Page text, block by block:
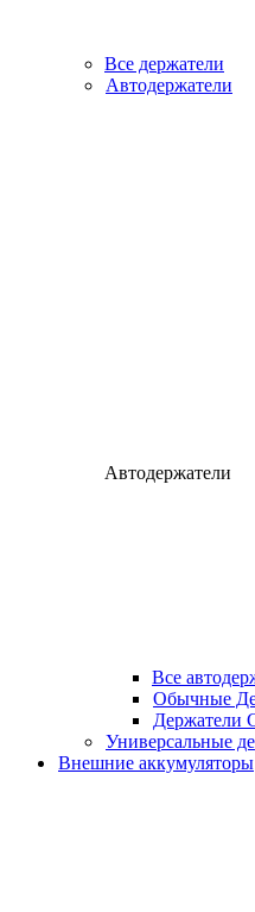
Все держатели
Автодержатели
Автодержатели
Все
Обычные
Держатели
Универсальные
Внешние аккумуляторы